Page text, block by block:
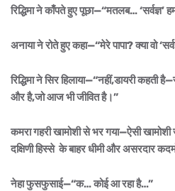
रिद्धिमा ने काँपते हुए पूछा—“मतलब…
अनाया ने रोते हुए कहा—“मेरे पापा? क्या वो
रिद्धिमा ने सिर हिलाया—“नहीं,डायरी कहती
और है,जो आज भी जीवित है।”
कमरा गहरी खामोशी से भर गया—ऐसी
दक्षिणी हिस्से के बाहर धीमी और असरदार
नेहा फुसफुसाई—“क… कोई आ रहा है…”